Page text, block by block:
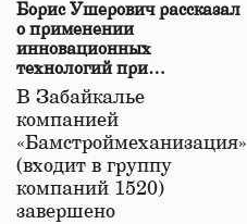
Борис Ушерович рассказал
о применении
инновационных
технологий при
строительстве нового моста
в Забайкалье
В Забайкалье
компанией
«Бамстроймеханизация»
(входит в группу
компаний 1520)
завершено